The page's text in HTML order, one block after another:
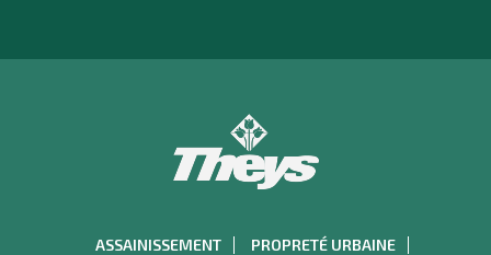
ASSAINISSEMENT
PROPRETÉ URBAINE